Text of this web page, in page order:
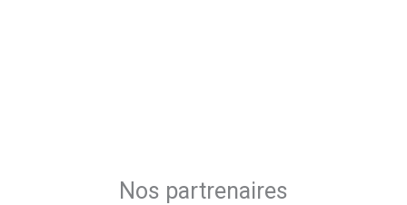
Nos partrenaires